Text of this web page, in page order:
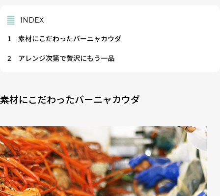
INDEX
1
素材にこだわったバーニャカウダ
2
アレンジ次第で贅沢にもう一品
素材にこだわったバーニャカウダ